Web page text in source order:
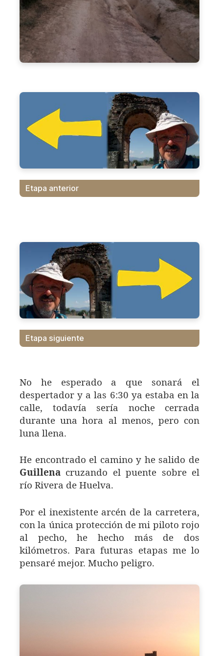
Etapa anterior
Etapa siguiente
No he esperado a que sonará el
despertador y a las 6:30 ya estaba en la
calle, todavía sería noche cerrada
durante una hora al menos, pero con
luna llena.
He encontrado el camino y he salido de
Guillena cruzando el puente sobre el
río Rivera de Huelva.
Por el inexistente arcén de la carretera,
con la única protección de mi piloto rojo
al pecho, he hecho más de dos
kilómetros. Para futuras etapas me lo
pensaré mejor. Mucho peligro.